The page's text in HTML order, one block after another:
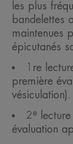
les plus
bandelettes
maintenues
épicutanés
1re
première
vésiculation).
2 e
évaluation